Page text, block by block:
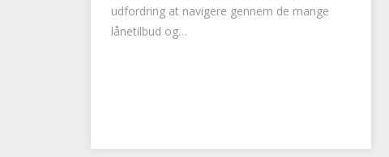
udfordring at navigere gennem de mange
lånetilbud og…